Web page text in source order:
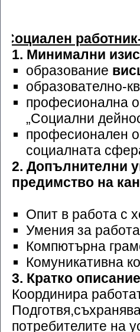
Социален работник
1. Минимални
образование
образователно-
професионална
„Социални
професионален
социалната
2. Допълнителни
предимство на
Опит в работа с
Умения за
Компютърна
Комуникативна
3. Кратко
Координира
потребителите на